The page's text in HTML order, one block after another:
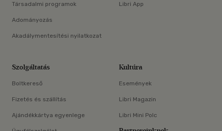
Társadalmi programok
Adományozás
Akadálymentesítési nyilatkozat
Libri App
Szolgáltatás
Boltkereső
Fizetés és szállítás
Ajándékkártya egyenlege
Kultúra
Események
Libri Magazin
Libri Mini Polc